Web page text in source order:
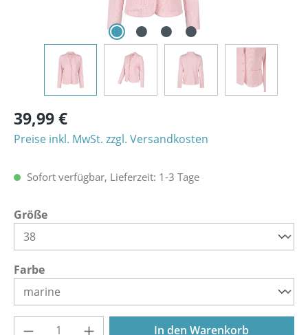
39,99 €
Preise inkl. MwSt. zzgl. Versandkosten
Sofort verfügbar, Lieferzeit: 1-3 Tage
Größeauswählen
Farbeauswählen
Produkt Anzahl: Gib den gewünschten
In den Warenkorb